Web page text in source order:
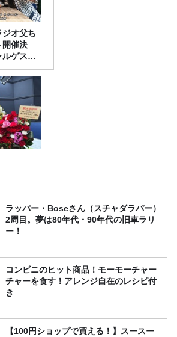
ジオ父ち
開催決
ルゲスト
！
ラッパー・Boseさん（スチャダラパー）
2周目。夢は80年代・90年代の旧車ラリ
ー！
コンビニのヒット商品！モーモーチャー
チャーを食す！アレンジ自在のレシピ付
き
【100円ショップで買える！】スースー